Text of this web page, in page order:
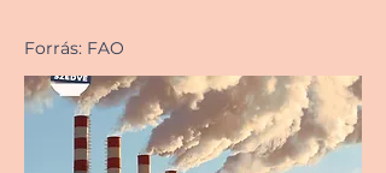
Forrás: FAO